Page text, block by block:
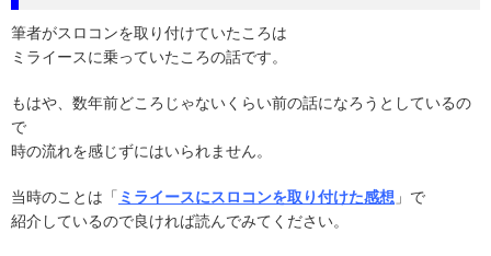
筆者がスロコンを取り付けていたころは
ミライースに乗っていたころの話です。
もはや、数年前どころじゃないくらい前の話になろうとしているの
で
時の流れを感じずにはいられません。
当時のことは「 ミライースにスロコンを取り付けた感想 」で
紹介しているので良ければ読んでみてください。